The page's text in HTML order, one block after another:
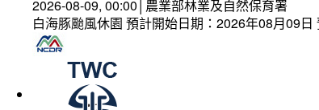
2026-08-09, 00:00│農業部林業及自然保育署
白海豚颱風休園 預計開始日期：2026年08月09